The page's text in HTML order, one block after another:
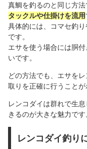
真鯛を釣るのと同じ方法
タックルや仕掛けを流用
具体的には、コマセ釣
です。
エサを使う場合には胴
いです。
どの方法でも、エサを
取りを正確に行うことが
レンコダイは群れで生
きるのが大きな魅力です
レンコダイ釣り